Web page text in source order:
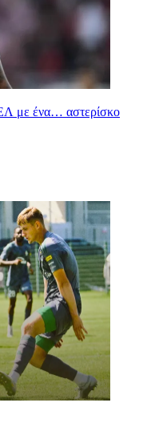
με ένα… αστερίσκο